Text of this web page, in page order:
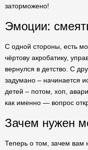
заторможено!
Эмоции:
С одной стороны, есть
чёртову акробатику,
вернулся в детство. С
задумано – начинается
детей – потом, хоп,
как именно — вопрос
Зачем нужен
Теперь о том, зачем вам